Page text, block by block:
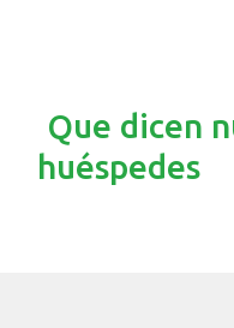
Que dicen
huéspedes